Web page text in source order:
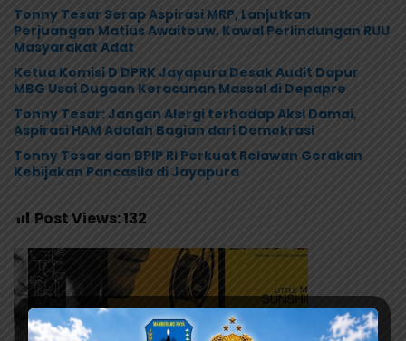
Tonny Tesar Serap Aspirasi MRP, Lanjutkan
Perjuangan Matius Awaitouw, Kawal Perlindungan RUU
Masyarakat Adat
Ketua Komisi D DPRK Jayapura Desak Audit Dapur
MBG Usai Dugaan Keracunan Massal di Depapre
Tonny Tesar: Jangan Alergi terhadap Aksi Damai,
Aspirasi HAM Adalah Bagian dari Demokrasi
Tonny Tesar dan BPIP RI Perkuat Relawan Gerakan
Kebijakan Pancasila di Jayapura
Post Views:132